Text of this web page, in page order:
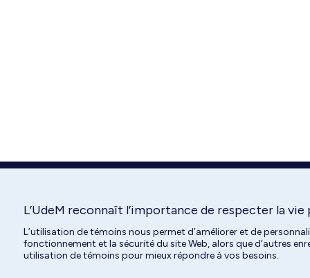
L’UdeM reconnaît l’importance de respecter la vie
L’utilisation de témoins nous permet d’améliorer et de
fonctionnement et la sécurité du site Web, alors que d’autres
utilisation de témoins pour mieux répondre à vos besoins.